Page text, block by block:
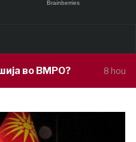
8 hours ago Под